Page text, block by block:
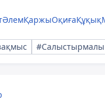
ӘлемҚаржыОқиғаҚұқық
#Салыстырмалы